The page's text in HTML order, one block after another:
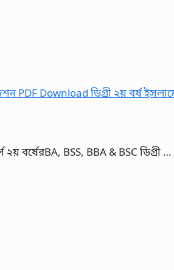
বর্ষেরBA, BSS, BBA & BSC ডিগ্রী …